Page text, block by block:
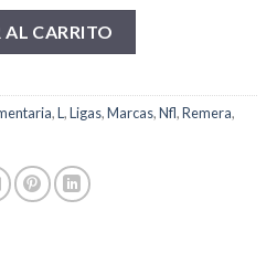
AL CARRITO
,L ,Ligas,Marcas,Nfl,Remera,